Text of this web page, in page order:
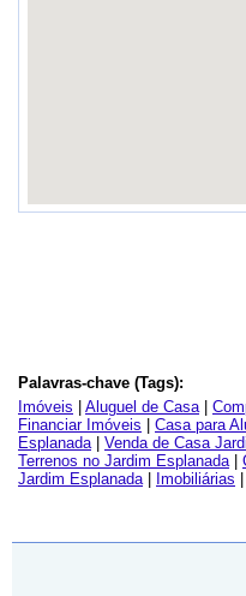
Palavras-chave (Tags):
Imóveis
Aluguel de Casa|
Financiar Imóveis
Casa para
Esplanada| Venda de Casa
Terrenos no Jardim Esplanada|
Jardim Esplanada| Imobiliárias